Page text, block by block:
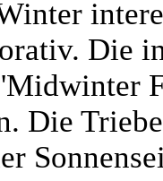
Die
Die